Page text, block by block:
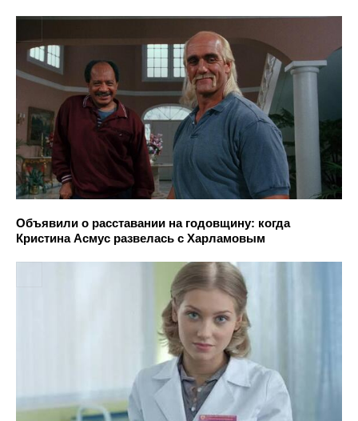
Объявили о расставании на годовщину: когда
Кристина Асмус развелась с Харламовым